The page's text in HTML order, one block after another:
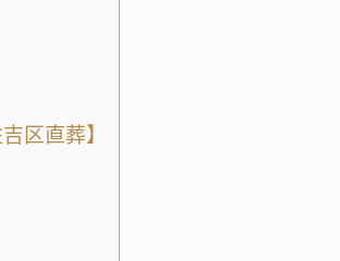
区直葬】